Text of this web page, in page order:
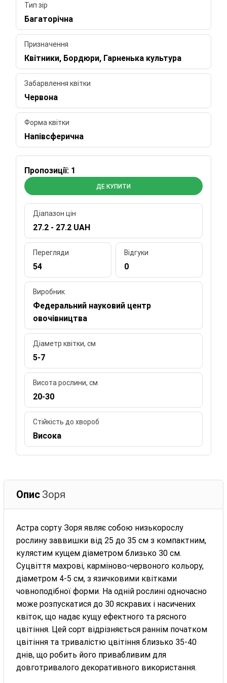
Тип зір
Багаторічна
Призначення
Квітники, Бордюри, Гарненька культура
Забарвлення квітки
Червона
Форма квітки
Напівсферична
Пропозиції: 1
ДЕ КУПИТИ
Діапазон цін
27.2 - 27.2 UAH
Перегляди
54
Відгуки
0
Виробник
Федеральний науковий центр
овочівництва
Діаметр квітки, см
5-7
Висота рослини, см
20-30
Стійкість до хвороб
Висока
Опис Зоря
Астра сорту Зоря являє собою низькорослу
рослину заввишки від 25 до 35 см з компактним,
кулястим кущем діаметром близько 30 см.
Суцвіття махрові, карміново-червоного кольору,
діаметром 4-5 см, з язичковими квітками
човноподібної форми. На одній рослині одночасно
може розпускатися до 30 яскравих і насичених
квіток, що надає кущу ефектного та рясного
цвітіння. Цей сорт відрізняється раннім початком
цвітіння та тривалістю цвітіння близько 35-40
днів, що робить його привабливим для
довготривалого декоративного використання.